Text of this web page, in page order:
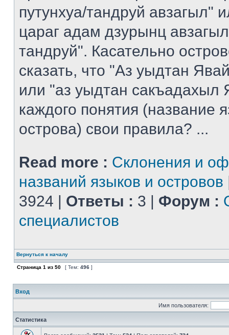
путунхуа/тандруй авзагыл"
цараг адам дзурынц
тандруй". Касательно
сказать, что "Аз уыдтан
или "аз уыдтан сакъадахыл
каждого понятия (название
острова) свои правила? ...
Read more : Склонения и
названий языков и островов
3924 | Ответы : 3 | Форум :
специалистов
Вернуться к началу
Страница 1 из 50 [ Тем: 496 ]
Вход
Имя пользователя:
Статистика